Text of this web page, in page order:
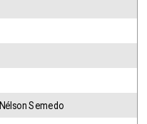
Nélson Semedo